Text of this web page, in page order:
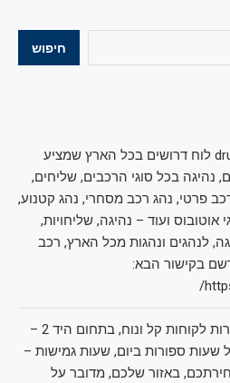
חיפוש
דרושים נהגים – drussimjobbs לוח דרושים בכל הארץ שמציע
נהיגה בכל סוגי הרכבים, שליחים,
פרטי, נהג רכב מסחרי, נהג קטנוע,
אוטובוס ועוד – נהיגה, שליחויות,
לנהגים ונהגות מכל הארץ, רכב
בקישור הבא:
דרושים דרושות לעבודה בשירות לקוחות קל ונוח, בתחום היד 2 –
שעות ספורות ביום, שעות גמישות –
באזור שלכם, מדובר על